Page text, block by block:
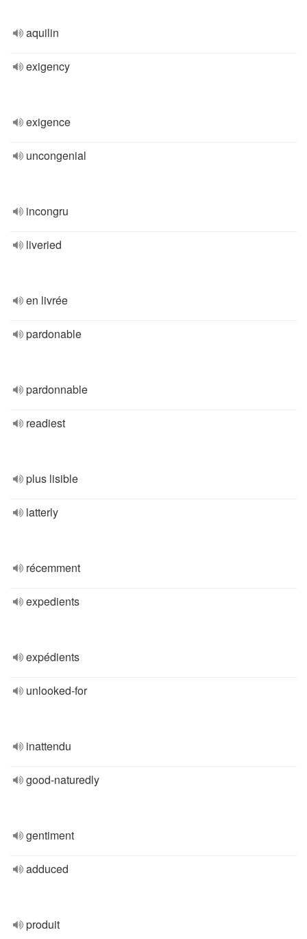
aquilin
exigency
exigence
uncongenial
incongru
liveried
en livrée
pardonable
pardonnable
readiest
plus lisible
latterly
récemment
expedients
expédients
unlooked-for
inattendu
good-naturedly
gentiment
adduced
produit